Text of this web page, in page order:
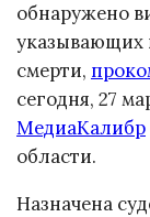
обнаружено
указывающих
смерти,
сегодня, 27
МедиаКалибр
области.
Назначена